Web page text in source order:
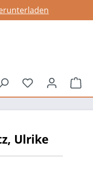
Du hast 0
Ulrike